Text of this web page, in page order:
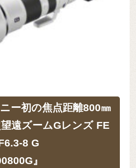
ニー初の焦点距離800㎜
遠ズームGレンズ FE
8 G
』